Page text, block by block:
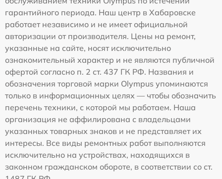
гарантийного периода. Наш центр в Хабаровске
работает независимо и не имеет официальной
авторизации от производителя. Цены на ремонт,
указанные на сайте, носят исключительно
ознакомительный характер и не являются публичной
офертой согласно п. 2 ст. 437 ГК РФ. Названия и
обозначения торговой марки Olympus упоминаются
только в информационных целях — чтобы обозначить
перечень техники, с которой мы работаем. Наша
организация не аффилирована с владельцами
указанных товарных знаков и не представляет их
интересы. Все виды ремонтных работ выполняются
исключительно на устройствах, находящихся в
законном гражданском обороте, в соответствии со ст.